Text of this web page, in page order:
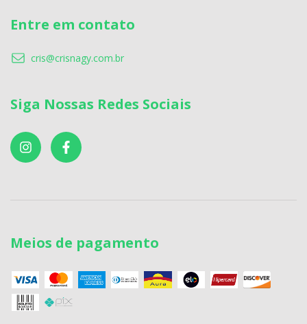
Entre em contato
cris@crisnagy.com.br
Siga Nossas Redes Sociais
Meios de pagamento